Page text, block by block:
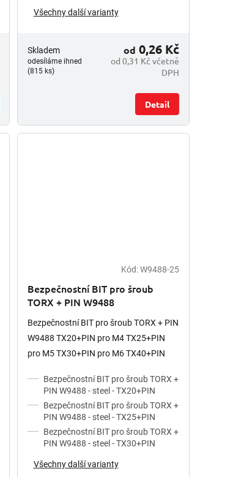
Všechny další varianty
Skladem
odesíláme ihned
(815 ks)
od 0,31 Kč včetně
DPH
od 0,26 Kč
Detail
Kód:W9488-25
Bezpečnostní BIT pro šroub
TORX + PIN W9488
Bezpečnostní BIT pro šroub TORX + PIN
W9488 TX20+PIN pro M4 TX25+PIN
pro M5 TX30+PIN pro M6 TX40+PIN
Bezpečnostní BIT pro šroub TORX +
PIN W9488 - steel - TX20+PIN
Bezpečnostní BIT pro šroub TORX +
PIN W9488 - steel - TX25+PIN
Bezpečnostní BIT pro šroub TORX +
PIN W9488 - steel - TX30+PIN
Všechny další varianty